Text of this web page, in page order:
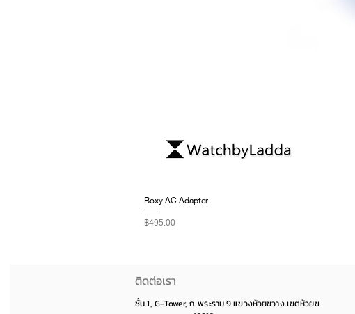
Boxy AC Adapter
ราคา
฿495.00
ติดต่อเรา
ชั้น 1, G-Tower, ถ. พระราม 9 แขวงห้วยขวาง เขตห้วยขวาง